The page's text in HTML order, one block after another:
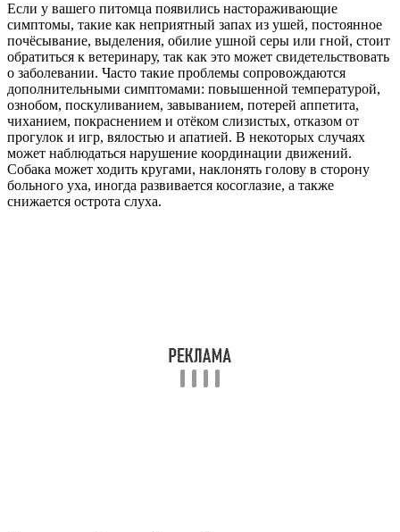
Если у вашего питомца появились настораживающие
симптомы, такие как неприятный запах из ушей, постоянное
почёсывание, выделения, обилие ушной серы или гной, стоит
обратиться к ветеринару, так как это может свидетельствовать
о заболевании. Часто такие проблемы сопровождаются
дополнительными симптомами: повышенной температурой,
ознобом, поскуливанием, завыванием, потерей аппетита,
чиханием, покраснением и отёком слизистых, отказом от
прогулок и игр, вялостью и апатией. В некоторых случаях
может наблюдаться нарушение координации движений.
Собака может ходить кругами, наклонять голову в сторону
больного уха, иногда развивается косоглазие, а также
снижается острота слуха.